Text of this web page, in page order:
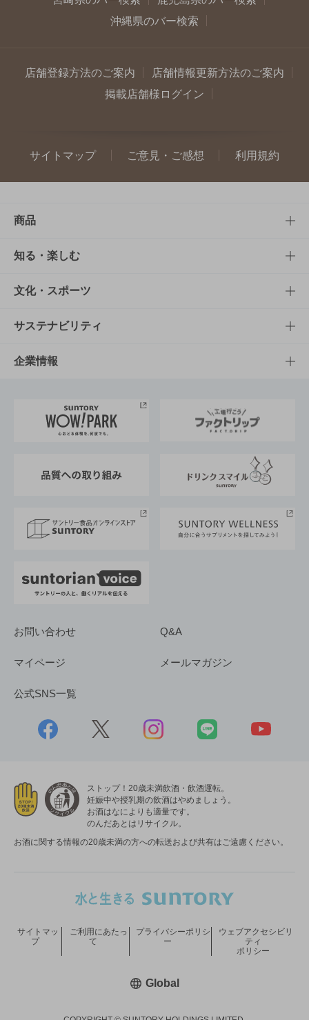
沖縄県のバー検索
店舗登録方法のご案内
店舗情報更新方法のご案内
掲載店舗様ログイン
サイトマップ ご意見・ご感想 利用規約
商品
商品TOP
商品一覧
商品発売情報
栄養成分一覧
知る・楽しむ
知る・楽しむTOP
キャンペーン
工場見学
地域情報
文化・スポーツ
文化・スポーツTOP
サントリーホール
サントリーサンバーズ大阪
サステナビリティ
サステナビリティTOP
サントリーが考えるサステナビリティ経営
企業情報
企業概要
採用情報
お問い合わせ Q&A
マイページ メールマガジン
公式SNS一覧
ストップ！20歳未満飲酒・飲酒運転。
妊娠中や授乳期の飲酒はやめましょう。
お酒はなによりも適量です。
のんだあとはリサイクル。
お酒に関する情報の20歳未満の方への転送および共有はご遠慮ください。
サイトマッ
プ
ご利用にあたっ
て
プライバシーポリシ
ー
ウェブアクセシビリ
ティ
ポリシー
Global新しいウィンドウで開く